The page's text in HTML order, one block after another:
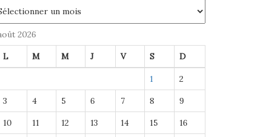
2026
L M M J V S D
1 2
3 4 5 6 7 8 9
10 11 12 13 14 15 16